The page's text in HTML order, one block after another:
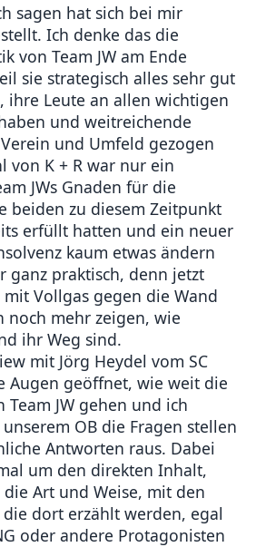
sagen hat sich bei mir
Ich denke das die
von Team JW am Ende
sie strategisch alles sehr gut
ihre Leute an allen wichtigen
und weitreichende
und Umfeld gezogen
von K + R war nur ein
JWs Gnaden für die
beiden zu diesem Zeitpunkt
erfüllt hatten und ein neuer
kaum etwas ändern
ganz praktisch, denn jetzt
Vollgas gegen die Wand
noch mehr zeigen, wie
ihr Weg sind.
mit Jörg Heydel vom SC
Augen geöffnet, wie weit die
JW gehen und ich
OB die Fragen stellen
Antworten raus. Dabei
um den direkten Inhalt,
Art und Weise, mit den
dort erzählt werden, egal
oder andere Protagonisten